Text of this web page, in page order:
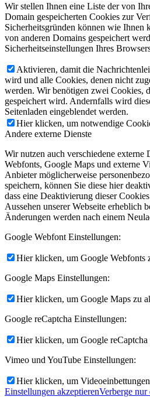
Wir stellen Ihnen eine Liste der von
Domain gespeicherten Cookies zur
Sicherheitsgründen können wie Ihnen
von anderen Domains gespeichert
Sicherheitseinstellungen Ihres
Aktivieren, damit die
wird und alle Cookies, denen nicht
werden. Wir benötigen zwei Cookies,
gespeichert wird. Andernfalls wird
Seitenladen eingeblendet werden.
Hier klicken, um notwendige
Andere externe Dienste
Wir nutzen auch verschiedene externe
Webfonts, Google Maps und externe
Anbieter möglicherweise
speichern, können Sie diese hier
dass eine Deaktivierung dieser
Aussehen unserer Webseite erheblich
Änderungen werden nach einem
Google Webfont Einstellungen:
Hier klicken, um Google Webfonts
Google Maps Einstellungen:
Hier klicken, um Google Maps zu
Google reCaptcha Einstellungen:
Hier klicken, um Google
Vimeo und YouTube Einstellungen:
Hier klicken, um
Einstellungen akzeptierenVerberge